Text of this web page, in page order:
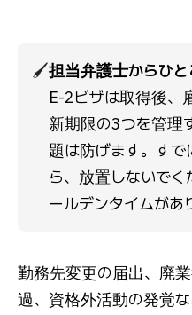
🖌️担当弁護士からひと
E-2ビザは取得後、
新期限の3つを管理
題は防げます。す
ら、放置しないで
ールデンタイムがあ
勤務先変更の届出、廃
過、資格外活動の発覚